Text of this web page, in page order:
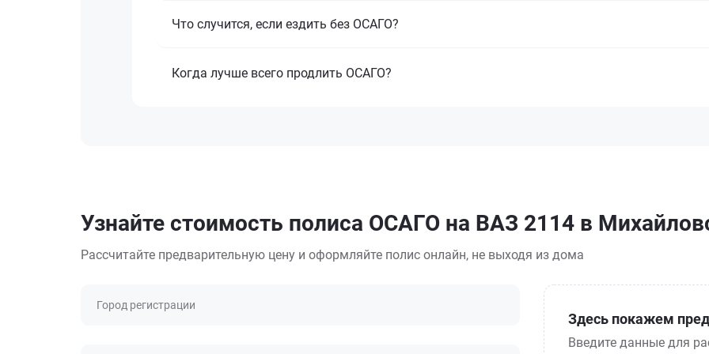
Что случится, если ездить без ОСАГО?
Когда лучше всего продлить ОСАГО?
Узнайте стоимость полиса ОСАГО на ВАЗ 2114 в
Рассчитайте предварительную цену и оформляйте полис онлайн, не выходя из дома
Город регистрации
Здесь покажем
Введите данные для